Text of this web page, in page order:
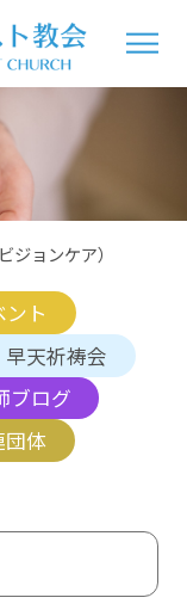
ョンケア）
ント
早天祈祷会
ブログ
団体